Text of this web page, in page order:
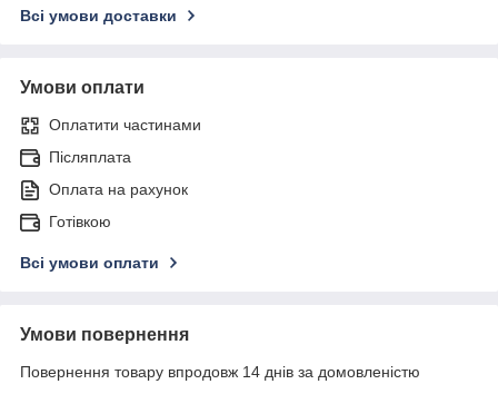
Всі умови доставки
Умови оплати
Оплатити частинами
Післяплата
Оплата на рахунок
Готівкою
Всі умови оплати
Умови повернення
Повернення товару впродовж 14 днів за домовленістю